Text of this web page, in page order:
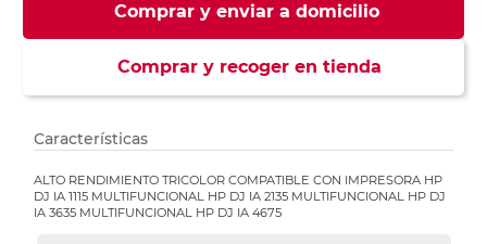
Comprar y enviar a domicilio
Comprar y recoger en tienda
Características
ALTO RENDIMIENTO TRICOLOR COMPATIBLE CON IMPRESORA HP
DJ IA 1115 MULTIFUNCIONAL HP DJ IA 2135 MULTIFUNCIONAL HP DJ
IA 3635 MULTIFUNCIONAL HP DJ IA 4675